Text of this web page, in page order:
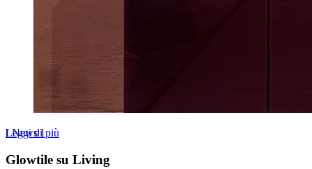
Leggi di più
[News]
Glowtile su Living